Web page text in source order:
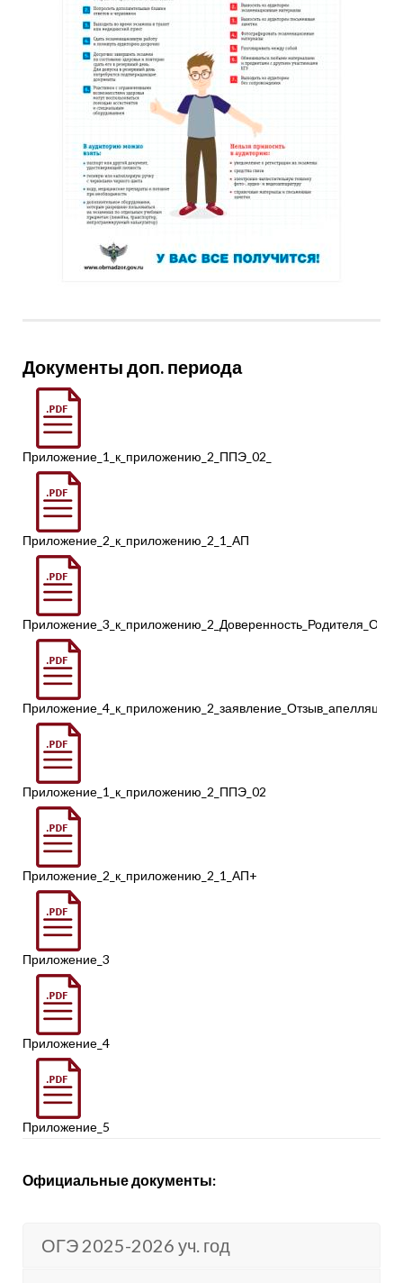
Документы доп. периода
Приложение_1_к_приложению_2_ППЭ_02_
Приложение_2_к_приложению_2_1_АП
Приложение_3_к_приложению_2_Доверенность_Родителя_ОГЭ
Приложение_1_к_приложению_2_ППЭ_02
Приложение_2_к_приложению_2_1_АП+
Приложение_3
Приложение_4
Приложение_5
Официальные документы:
ОГЭ 2025-2026 уч. год